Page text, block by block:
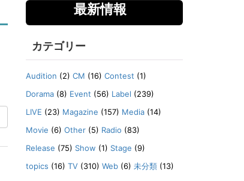
最新情報
カテゴリー
Audition (2) CM (16) Contest (1)
Dorama(8) Event (56) Label (239)
LIVE (23) Magazine (157) Media(14)
Movie (6) Other(5) Radio (83)
Release (75) Show (1) Stage (9)
topics (16) TV(310) Web(6) 未分類(13)